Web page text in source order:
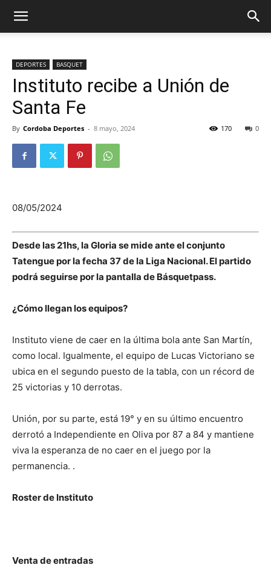
DEPORTES BASQUET
Instituto recibe a Unión de
Santa Fe
By Cordoba Deportes - 8 mayo, 2024 0
170
08/05/2024
Desde las 21hs, la Gloria se mide ante el conjunto
Tatengue por la fecha 37 de la Liga Nacional. El partido
podrá seguirse por la pantalla de Básquetpass.
¿Cómo llegan los equipos?
Instituto viene de caer en la última bola ante San Martín,
como local. Igualmente, el equipo de Lucas Victoriano se
ubica en el segundo puesto de la tabla, con un récord de
25 victorias y 10 derrotas.
Unión, por su parte, está 19° y en su último encuentro
derrotó a Independiente en Oliva por 87 a 84 y mantiene
viva la esperanza de no caer en el juego por la
permanencia. .
Roster de Instituto
Venta de entradas